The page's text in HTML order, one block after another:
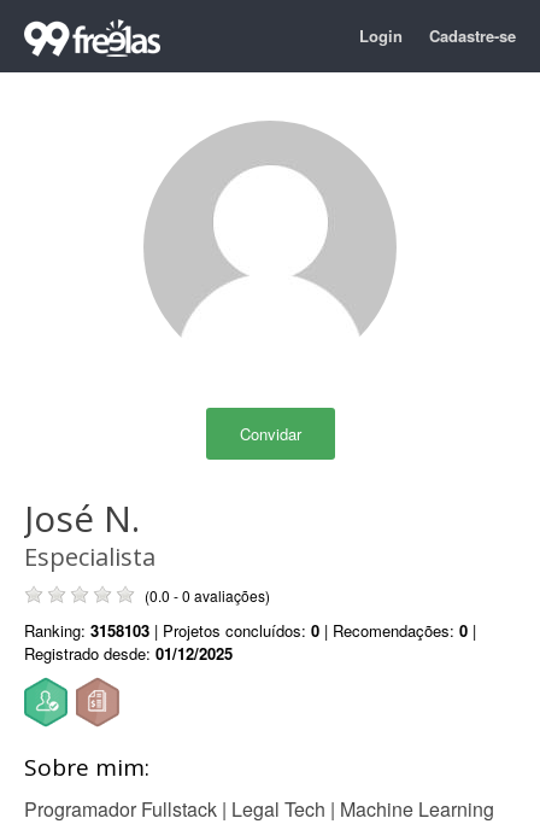
Login Cadastre-se
Convidar
José N.
Especialista
(0.0 - 0 avaliações)
Ranking: 3158103 | Projetos concluídos: 0 | Recomendações: 0 |
Registrado desde: 01/12/2025
Sobre mim:
Programador Fullstack | Legal Tech | Machine Learning